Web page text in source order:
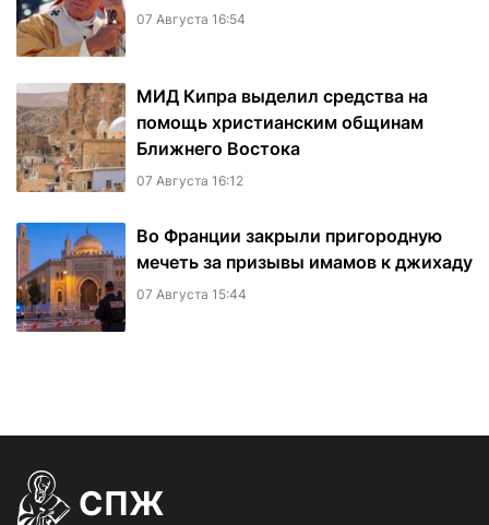
07 Августа 16:54
МИД Кипра выделил средства на
помощь христианским общинам
Ближнего Востока
07 Августа 16:12
Во Франции закрыли пригородную
мечеть за призывы имамов к джихаду
07 Августа 15:44
СПЖ